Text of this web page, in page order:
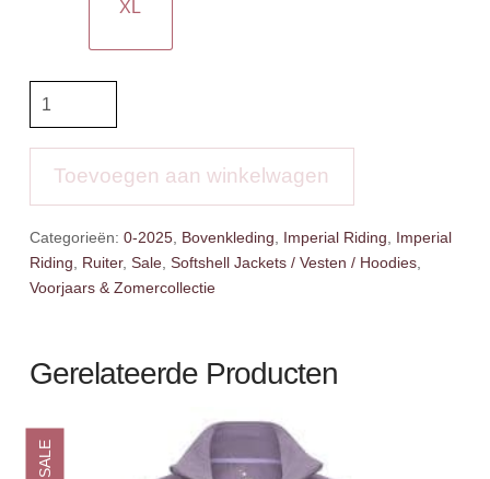
XL
Toevoegen aan winkelwagen
Categorieën: 0-2025, Bovenkleding Imperial Riding
Imperial
Riding
Ruiter, Sale, Softshell Jackets / Vesten / Hoodies,
Voorjaars & Zomercollectie
Gerelateerde Producten
SALE